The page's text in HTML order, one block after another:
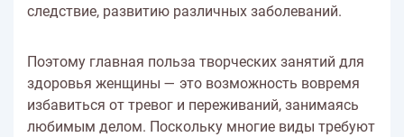
следствие, развитию различных заболеваний.
Поэтому главная польза творческих занятий для
здоровья женщины — это возможность вовремя
избавиться от тревог и переживаний, занимаясь
любимым делом. Поскольку многие виды требуют